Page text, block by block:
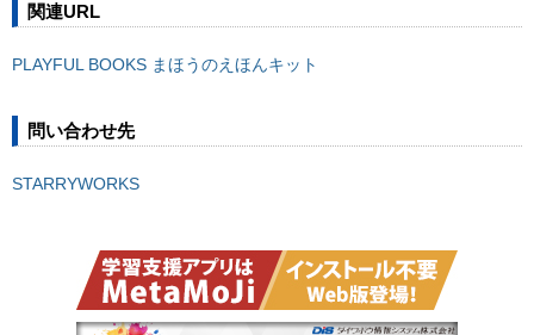
関連URL
PLAYFUL BOOKS まほうのえほんキット
問い合わせ先
STARRYWORKS